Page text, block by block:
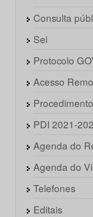
Consulta
Sei
Protocolo
Acesso
PDI 2021-
Agenda do
Agenda do
Telefones
Editais